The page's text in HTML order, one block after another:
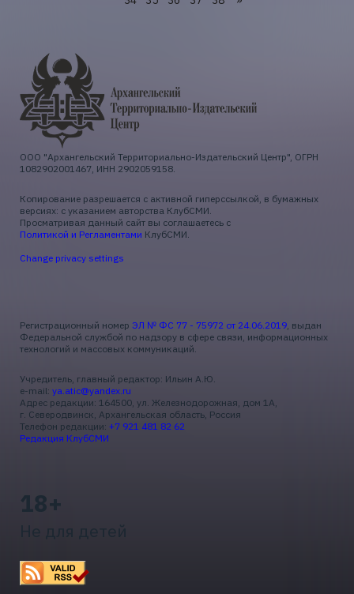
ООО "Архангельский Территориально-Издательский Центр", ОГРН
1082902001467, ИНН 2902059158.
Копирование разрешается с активной гиперссылкой, в бумажных
версиях: с указанием авторства КлубСМИ.
Просматривая данный сайт вы соглашаетесь с
Политикой и Регламентами КлубСМИ.
Change privacy settings
Регистрационный номер ЭЛ № ФС 77 - 75972 от 24.06.2019 , выдан
Федеральной службой по надзору в сфере связи, информационных
технологий и массовых коммуникаций.
Учредитель, главный редактор: Ильин А.Ю.
e-mail: ya.atic@yandex.ru
Адрес редакции: 164500, ул. Железнодорожная, дом 1А,
г. Северодвинск, Архангельская область, Россия
Телефон редакции: +7 921 481 82 62
Редакция КлубСМИ
18+
Не для детей